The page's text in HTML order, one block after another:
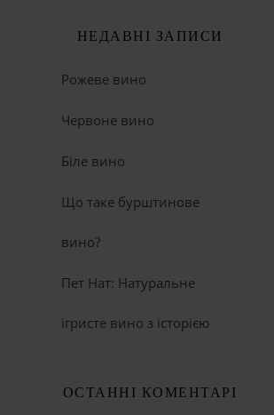
НЕДАВНІ ЗАПИСИ
Рожеве вино
Червоне вино
Біле вино
Що таке бурштинове
вино?
Пет Нат: Натуральне
ігристе вино з історією
ОСТАННІ КОМЕНТАРІ